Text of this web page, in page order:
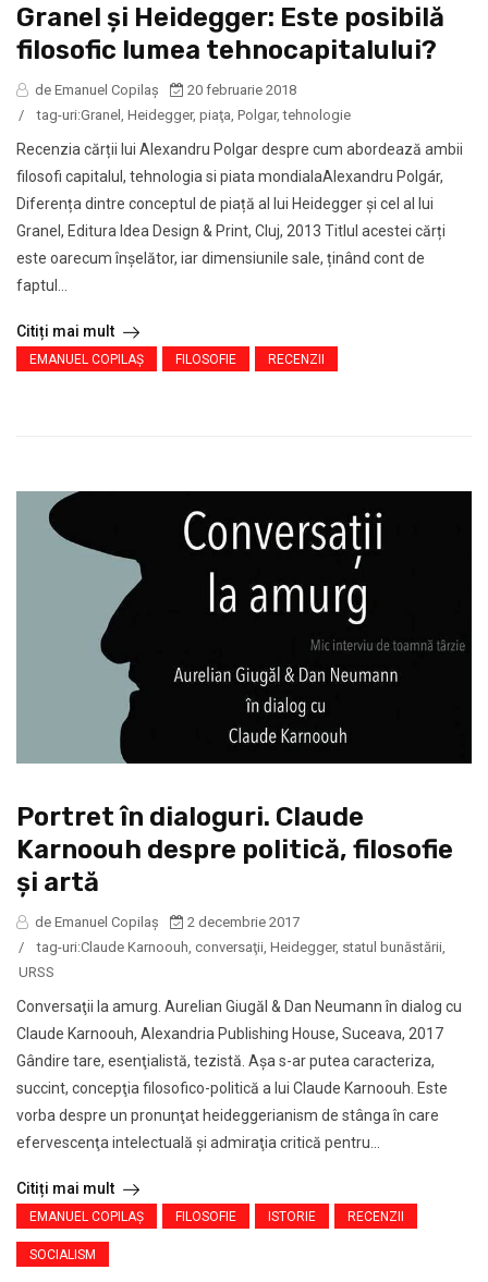
Granel și Heidegger: Este posibilă
filosofic lumea tehnocapitalului?
de Emanuel Copilaș
20 februarie 2018
/
tag-uri:Granel Heidegger, piaţa Polgar,tehnologie
Recenzia cărții lui Alexandru Polgar despre cum abordează ambii
filosofi capitalul, tehnologia si piata mondialaAlexandru Polgár,
Diferența dintre conceptul de piață al lui Heidegger și cel al lui
Granel, Editura Idea Design & Print, Cluj, 2013 Titlul acestei cărți
este oarecum înșelător, iar dimensiunile sale, ținând cont de
faptul...
Citiți mai mult
EMANUEL COPILAȘ FILOSOFIE RECENZII
Portret în dialoguri. Claude
Karnoouh despre politică, filosofie
şi artă
de Emanuel Copilaș
2 decembrie 2017
/
tag-uri:Claude Karnoouh conversaţii Heidegger, statul bunăstării
URSS
Conversaţii la amurg. Aurelian Giugăl & Dan Neumann în dialog cu
Claude Karnoouh, Alexandria Publishing House, Suceava, 2017
Gândire tare, esenţialistă, tezistă. Aşa s-ar putea caracteriza,
succint, concepţia filosofico-politică a lui Claude Karnoouh. Este
vorba despre un pronunţat heideggerianism de stânga în care
efervescenţa intelectuală şi admiraţia critică pentru...
Citiți mai mult
EMANUEL COPILAȘ FILOSOFIE ISTORIE RECENZII
SOCIALISM